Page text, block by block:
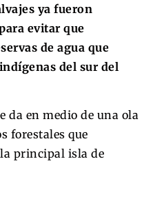
ya fueron
evitar que
de agua que
del sur del
da en medio de una ola
forestales que
principal isla de